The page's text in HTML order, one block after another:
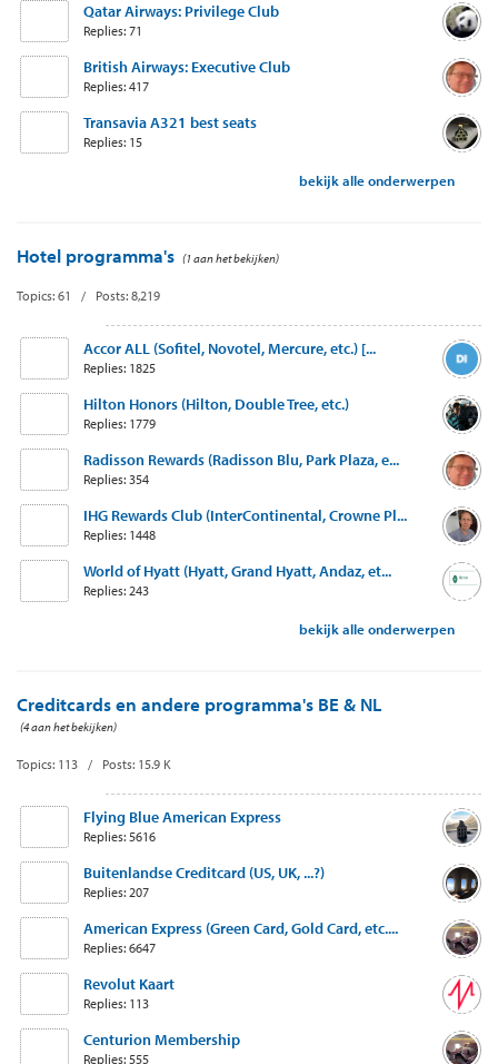
Qatar Airways: Privilege Club
Replies: 71
British Airways: Executive Club
Replies: 417
Transavia A321 best seats
Replies: 15
bekijk alle onderwerpen
Hotel programma's (1 aan het bekijken)
Topics: 61 / Posts: 8,219
Accor ALL (Sofitel, Novotel, Mercure, etc.) [...
Replies: 1825
Hilton Honors (Hilton, Double Tree, etc.)
Replies: 1779
Radisson Rewards (Radisson Blu, Park Plaza, e...
Replies: 354
IHG Rewards Club (InterContinental, Crowne Pl...
Replies: 1448
World of Hyatt (Hyatt, Grand Hyatt, Andaz, et...
Replies: 243
bekijk alle onderwerpen
Creditcards en andere programma's BE & NL
(4 aan het bekijken)
Topics: 113 / Posts: 15.9 K
Flying Blue American Express
Replies: 5616
Buitenlandse Creditcard (US, UK, ...?)
Replies: 207
American Express (Green Card, Gold Card, etc....
Replies: 6647
Revolut Kaart
Replies: 113
Centurion Membership
Replies: 555